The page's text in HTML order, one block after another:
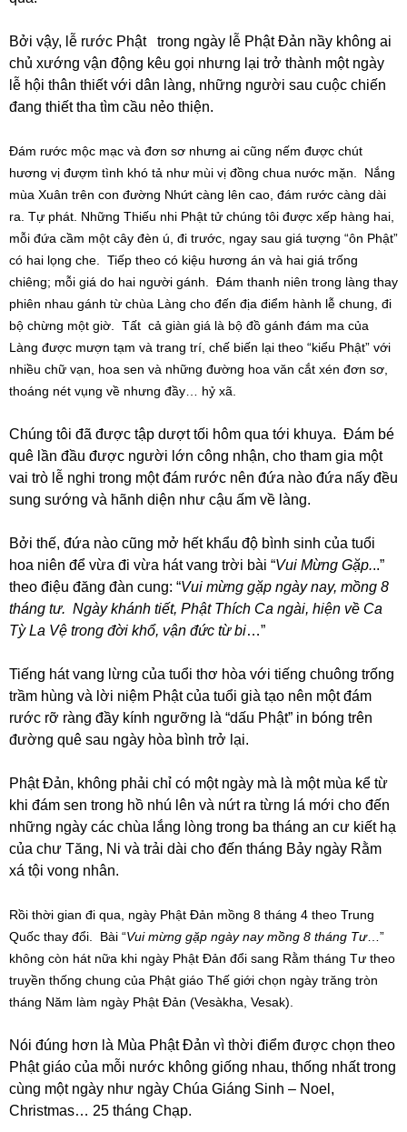
Bởi vậy, lễ rước Phật trong ngày lễ Phật Đản nầy không ai
chủ xướng vận động kêu gọi nhưng lại trở thành một ngày
lễ hội thân thiết với dân làng, những người sau cuộc chiến
đang thiết tha tìm cầu nẻo thiện.
Đám rước mộc mạc và đơn sơ nhưng ai cũng nếm được chút
hương vị đượm tình khó tả như mùi vị đồng chua nước mặn. Nắng
mùa Xuân trên con đường Nhứt càng lên cao, đám rước càng dài
ra. Tự phát. Những Thiếu nhi Phật tử chúng tôi được xếp hàng hai,
mỗi đứa cầm một cây đèn ú, đi trước, ngay sau giá tượng “ôn Phật”
có hai lọng che. Tiếp theo có kiệu hương án và hai giá trống
chiêng; mỗi giá do hai người gánh. Đám thanh niên trong làng thay
phiên nhau gánh từ chùa Làng cho đến địa điểm hành lễ chung, đi
bộ chừng một giờ. Tất cả giàn giá là bộ đồ gánh đám ma của
Làng được mượn tạm và trang trí, chế biến lại theo “kiểu Phật” với
nhiều chữ vạn, hoa sen và những đường hoa văn cắt xén đơn sơ,
thoáng nét vụng về nhưng đầy… hỷ xã.
Chúng tôi đã được tập dượt tối hôm qua tới khuya. Đám bé
quê lần đầu được người lớn công nhận, cho tham gia một
vai trò lễ nghi trong một đám rước nên đứa nào đứa nấy đều
sung sướng và hãnh diện như cậu ấm về làng.
Bởi thế, đứa nào cũng mở hết khẩu độ bình sinh của tuổi
hoa niên để vừa đi vừa hát vang trời bài “Vui Mừng Gặp...”
theo điệu đăng đàn cung: “Vui mừng gặp ngày nay, mồng 8
tháng tư. Ngày khánh tiết, Phật Thích Ca ngài, hiện về Ca
Tỳ La Vệ trong đời khổ, vận đức từ bi…”
Tiếng hát vang lừng của tuổi thơ hòa với tiếng chuông trống
trầm hùng và lời niệm Phật của tuổi già tạo nên một đám
rước rỡ ràng đầy kính ngưỡng là “dấu Phật” in bóng trên
đường quê sau ngày hòa bình trở lại.
Phật Đản, không phải chỉ có một ngày mà là một mùa kể từ
khi đám sen trong hồ nhú lên và nứt ra từng lá mới cho đến
những ngày các chùa lắng lòng trong ba tháng an cư kiết hạ
của chư Tăng, Ni và trải dài cho đến tháng Bảy ngày Rằm
xá tội vong nhân.
Rồi thời gian đi qua, ngày Phật Đản mồng 8 tháng 4 theo Trung
Quốc thay đổi. Bài “Vui mừng gặp ngày nay mồng 8 tháng Tư…”
không còn hát nữa khi ngày Phật Đản đổi sang Rằm tháng Tư theo
truyền thống chung của Phật giáo Thế giới chọn ngày trăng tròn
tháng Năm làm ngày Phật Đản (Vesàkha, Vesak).
Nói đúng hơn là Mùa Phật Đản vì thời điểm được chọn theo
Phật giáo của mỗi nước không giống nhau, thống nhất trong
cùng một ngày như ngày Chúa Giáng Sinh – Noel,
Christmas… 25 tháng Chạp.